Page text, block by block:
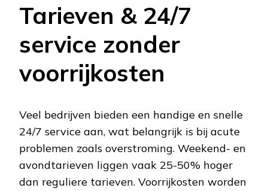
Tarieven & 24/7
service zonder
voorrijkosten
Veel bedrijven bieden een handige en snelle
24/7 service aan, wat belangrijk is bij acute
problemen zoals overstroming. Weekend- en
avondtarieven liggen vaak 25-50% hoger
dan reguliere tarieven. Voorrijkosten worden